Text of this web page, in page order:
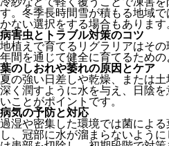
す。冬季長時間雪が積もる地域
かない選択をする場合もあります
病害虫とトラブル対策のコツ
地植えで育てるリグラリアはそ
年間を通じて健全に育てるため
葉のしおれや萎れの原因とケア
夏の強い日差しや乾燥、または
深く潤すように水を与え、日陰
いことがポイントです。
病気の予防と対応
過湿や密集した環境では菌によ
し、冠部に水が溜まらないよう